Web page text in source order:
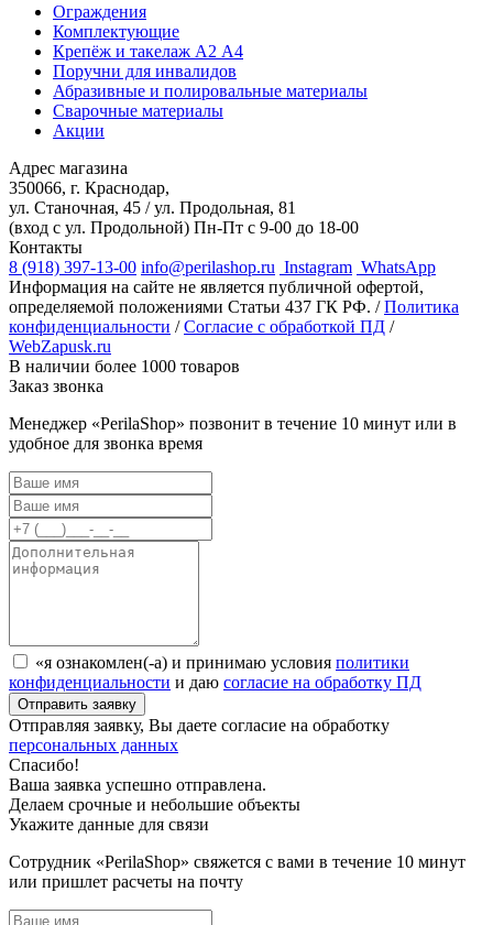
Ограждения
Комплектующие
Крепёж и такелаж А2 А4
Поручни для инвалидов
Абразивные и полировальные материалы
Сварочные материалы
Акции
Адрес магазина
350066, г. Краснодар,
ул. Станочная, 45 / ул. Продольная, 81
(вход с ул. Продольной) Пн-Пт с 9-00 до 18-00
Контакты
8 (918) 397-13-00 info@perilashop.ru Instagram WhatsApp
Информация на сайте не является публичной офертой,
определяемой положениями Статьи 437 ГК РФ. /Политика
конфиденциальности /Согласие с обработкой ПД /
WebZapusk.ru
В наличии более 1000 товаров
Заказ звонка
Менеджер «PerilaShop» позвонит в течение 10 минут или в
удобное для звонка время
«я ознакомлен(-а) и принимаю условия политики
конфиденциальности и даю согласие на обработку ПД
Отправляя заявку, Вы даете согласие на обработку
персональных данных
Спасибо!
Ваша заявка успешно отправлена.
Делаем срочные и небольшие объекты
Укажите данные для связи
Сотрудник «PerilaShop» свяжется с вами в течение 10 минут
или пришлет расчеты на почту